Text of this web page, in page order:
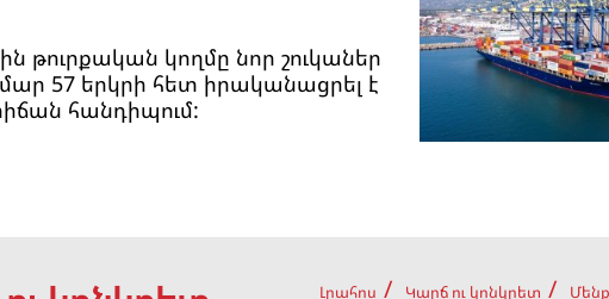
թուրքական կողմը նոր շուկաներ
57 երկրի հետ իրականացրել է
հանդիպում:
Լրահոս Կարճ ու կոնկրետ Մենք